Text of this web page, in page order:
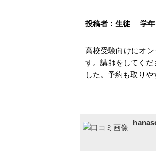
投稿者：生徒 学年
高校受験向けにオ
す。講師をしてく
した。予約も取りや